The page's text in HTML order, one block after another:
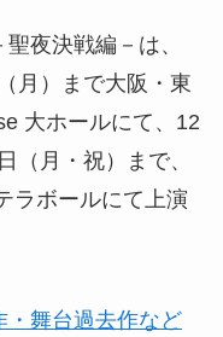
夜決戦編－は、
月）まで大阪・東
大ホールにて、12
（月・祝）まで、
ラボールにて上演
・舞台過去作など